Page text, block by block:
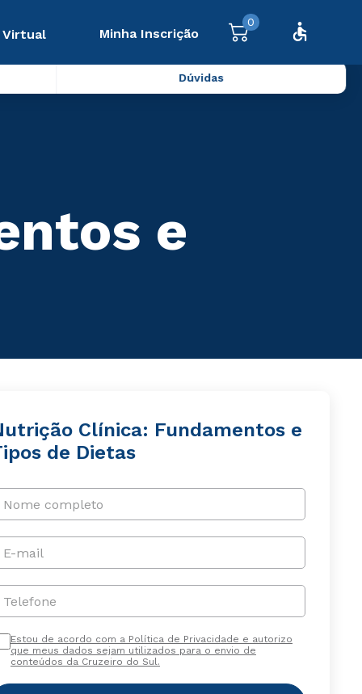
Virtual Minha Inscrição
0
Dúvidas
e
Clínica: Fundamentos e
de Dietas
Nome completo
E-mail
Telefone
Estou de acordo com a Política de Privacidade e autorizo
que meus dados sejam utilizados para o envio de
conteúdos da Cruzeiro do Sul.